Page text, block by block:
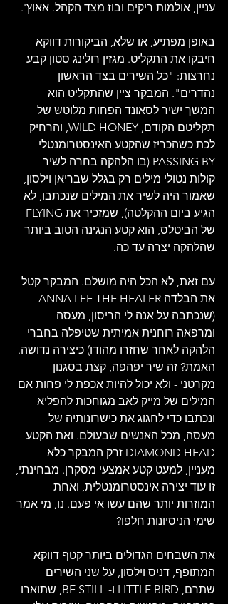
עניין, אולמות ריקים ובוז מצד הקהל. אאוץ'.
באופן מפתיע, או שלא, הביקורות דווקא
חיבקו את התקליט. מגזין רולינג סטון קבע
נחרצות: "כל השירים בצד הראשון
נהדרים". המבקר ציין שהתקליט הוא
המשך ישיר לסאונד הפחות מלוטש של
תקליטם הקודם, WILD HONEY, והרחיק
לכת כשהכריז שהקטע האינסטרומנטלי
PASSING BY (בו הלהקה בחרה לשיר
קולות נטולי מילים רק בגלל שבריאן וילסון,
שאמור היה לשיר את המילים שנכתבו, לא
של הביטלס, הוא קטע הנגינה הטוב ביותר
שהלהקה יצרה עד כה.
עם זאת, לא הכל היה מושלם. המבקר קטל
(שנכתבה על אנה לי הריסון, מעסה
ומרפאה רוחנית אמיתית שטיפלה בחברי
הלהקה לאחר שחזרו מהודו) כיצירה נדושה.
האמת? זה שיר יפהפה, קצת בסגנון
מקרטני - ולא יכול להיות אכפת לי פחות אם
המילים של מייק לאב מגוחכות להפליא
ונכתבו כדי לחגוג את כישרונותיה של
מעסה, מכל האנשים שבעולם. ואת הקטע
DIAMOND HEAD זרק המבקר כלא
מעניין, למעט קטע אמצעי מסקרן. מבחינתי,
זו עוד יצירה אינסטרומנטלית, ואחת
המוזרות יותר שהם עשו אי פעם. נו, מי אמר
שימי הניסיונות חלפו?
את השבחים הגדולים ביותר קטף דווקא
המתופף, דניס וילסון, על שני השירים
שתרם, LITTLE BIRD ו- BE STILL, שתוארו